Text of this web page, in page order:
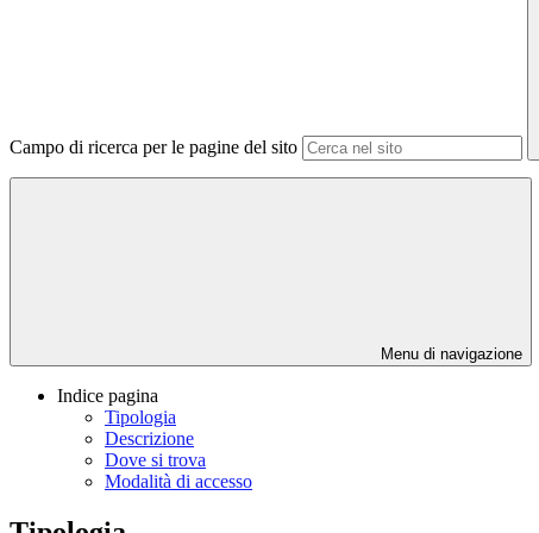
Campo di ricerca per le pagine del sito
Menu di navigazione
Indice pagina
Tipologia
Descrizione
Dove si trova
Modalità di accesso